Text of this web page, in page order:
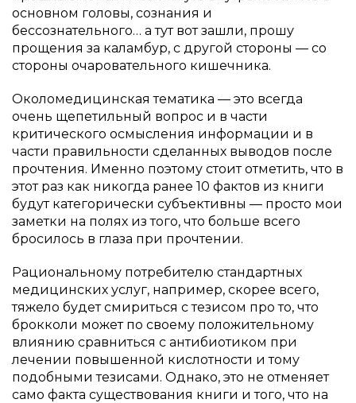
основном головы, сознания и
бессознательного… а тут вот зашли, прошу
прощения за каламбур, с другой стороны — со
стороны очаровательного кишечника.
Околомедицинская тематика — это всегда
очень щепетильный вопрос и в части
критического осмысления информации и в
части правильности сделанных выводов после
прочтения. Именно поэтому стоит отметить, что в
этот раз как никогда ранее 10 фактов из книги
будут категорически субъективны — просто мои
заметки на полях из того, что больше всего
бросилось в глаза при прочтении.
Рациональному потребителю стандартных
медицинских услуг, например, скорее всего,
тяжело будет смириться с тезисом про то, что
брокколи может по своему положительному
влиянию сравниться с антибиотиком при
лечении повышенной кислотности и тому
подобными тезисами. Однако, это не отменяет
само факта существования книги и того, что на